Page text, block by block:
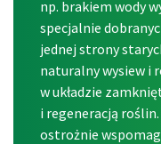
np. brakiem wody
specjalnie
jednej strony
naturalny wysiew i
w układzie
i regeneracją
ostrożnie